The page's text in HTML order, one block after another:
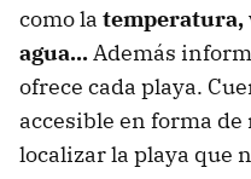
como la temperatura,
agua...Además
ofrece cada playa.
accesible en forma
localizar la playa que